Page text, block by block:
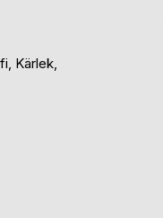
Kärlek,